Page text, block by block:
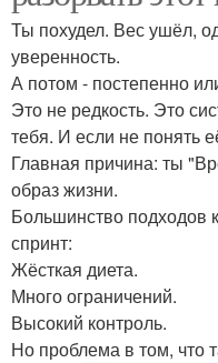
Ты похудел. Вес ушёл,
уверенность.
А потом - постепенно
Это не редкость. Это
тебя. И если не понять
Главная причина: ты
образ жизни.
Большинство подходов
спринт:
Жёсткая диета.
Много ограничений.
Высокий контроль.
Но проблема в том, что